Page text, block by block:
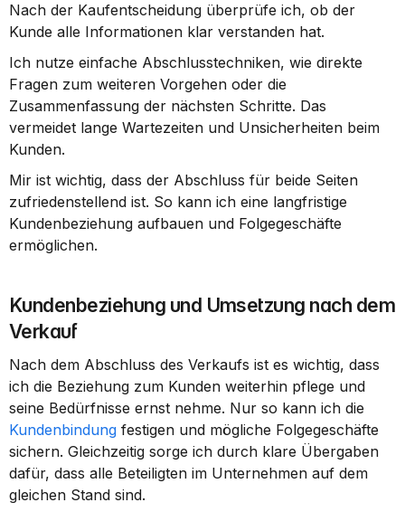
Nach der Kaufentscheidung überprüfe ich, ob der
Kunde alle Informationen klar verstanden hat.
Ich nutze einfache Abschlusstechniken, wie direkte
Fragen zum weiteren Vorgehen oder die
Zusammenfassung der nächsten Schritte. Das
vermeidet lange Wartezeiten und Unsicherheiten beim
Kunden.
Mir ist wichtig, dass der Abschluss für beide Seiten
zufriedenstellend ist. So kann ich eine langfristige
Kundenbeziehung aufbauen und Folgegeschäfte
ermöglichen.
Kundenbeziehung und Umsetzung nach dem
Verkauf
Nach dem Abschluss des Verkaufs ist es wichtig, dass
ich die Beziehung zum Kunden weiterhin pflege und
Kundenbindung festigen und mögliche Folgegeschäfte
sichern. Gleichzeitig sorge ich durch klare Übergaben
dafür, dass alle Beteiligten im Unternehmen auf dem
gleichen Stand sind.